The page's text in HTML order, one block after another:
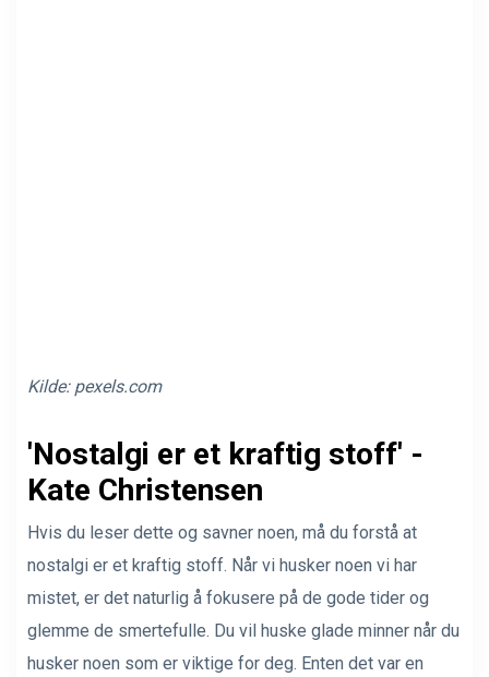
Kilde: pexels.com
'Nostalgi er et kraftig stoff' -
Kate Christensen
Hvis du leser dette og savner noen, må du forstå at
nostalgi er et kraftig stoff. Når vi husker noen vi har
mistet, er det naturlig å fokusere på de gode tider og
glemme de smertefulle. Du vil huske glade minner når du
husker noen som er viktige for deg. Enten det var en